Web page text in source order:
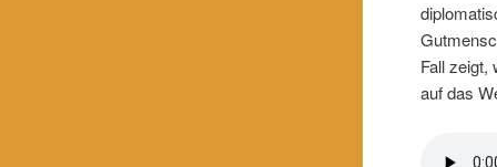
Fall zeigt,
auf das